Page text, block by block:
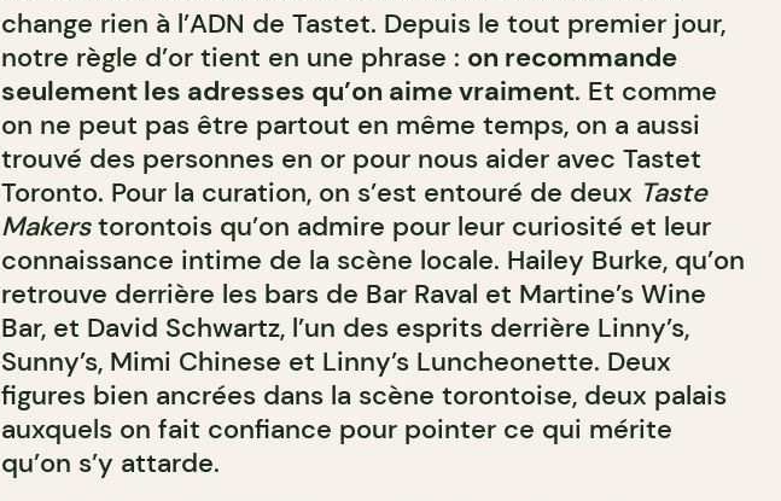
change rien à l’ADN de Tastet. Depuis le tout premier jour,
notre règle d’or tient en une phrase : on recommande
seulement les adresses qu’on aime vraiment. Et comme
on ne peut pas être partout en même temps, on a aussi
trouvé des personnes en or pour nous aider avec Tastet
Toronto. Pour la curation, on s’est entouré de deux Taste
Makerstorontois qu’on admire pour leur curiosité et leur
connaissance intime de la scène locale. Hailey Burke, qu’on
retrouve derrière les bars de Bar Raval et Martine’s Wine
Bar, et David Schwartz, l’un des esprits derrière Linny’s,
Sunny’s, Mimi Chinese et Linny’s Luncheonette. Deux
figures bien ancrées dans la scène torontoise, deux palais
auxquels on fait confiance pour pointer ce qui mérite
qu’on s’y attarde.